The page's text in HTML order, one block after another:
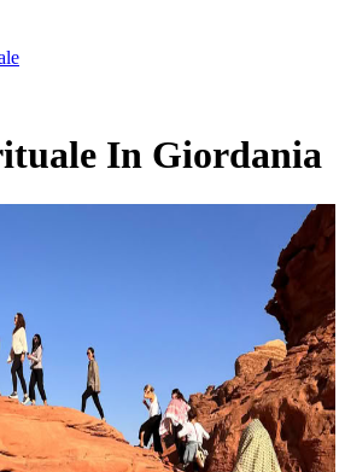
In Giordania
Wadi Rum Jordan: Un viaggio
indimenticabile nel deserto
in cammello offre un modo più lento
contatto con i paesaggi spettacola...